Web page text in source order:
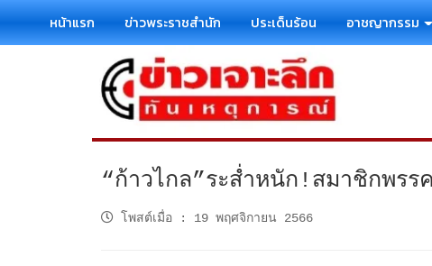
หน้าแรก ข่าวพระราชสำนัก ประเด็นร้อน อาชญากรรม
“ก้าวไกล”ระส่ำหนัก!สมาชิกพรร
โพสต์เมื่อ : 19 พฤศจิกายน 2566